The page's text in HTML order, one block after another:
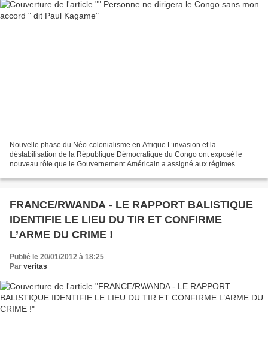
Nouvelle phase du Néo-colonialisme en Afrique L’invasion et la
déstabilisation de la République Démocratique du Congo ont exposé le
nouveau rôle que le Gouvernement Américain a assigné aux régimes
FRANCE/RWANDA - LE RAPPORT BALISTIQUE
IDENTIFIE LE LIEU DU TIR ET CONFIRME
L’ARME DU CRIME !
Publié le 20/01/2012 à 18:25
Par veritas